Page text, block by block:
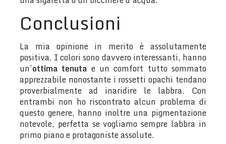
Conclusioni
La mia opinione in merito è assolutamente
positiva. I colori sono davvero interessanti, hanno
un’ottima tenuta e un comfort tutto sommato
apprezzabile nonostante i rossetti opachi tendano
proverbialmente ad inaridire le labbra. Con
entrambi non ho riscontrato alcun problema di
questo genere, hanno inoltre una pigmentazione
notevole, perfetta se vogliamo sempre labbra in
primo piano e protagoniste assolute.